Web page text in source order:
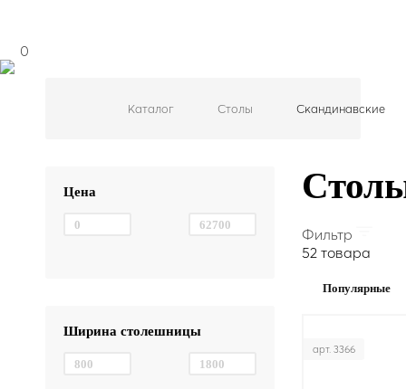
0
Каталог Столы Скандинавские
Цена
Ширина столешницы
Фильтр
52 товара
Популярные
арт. 3366